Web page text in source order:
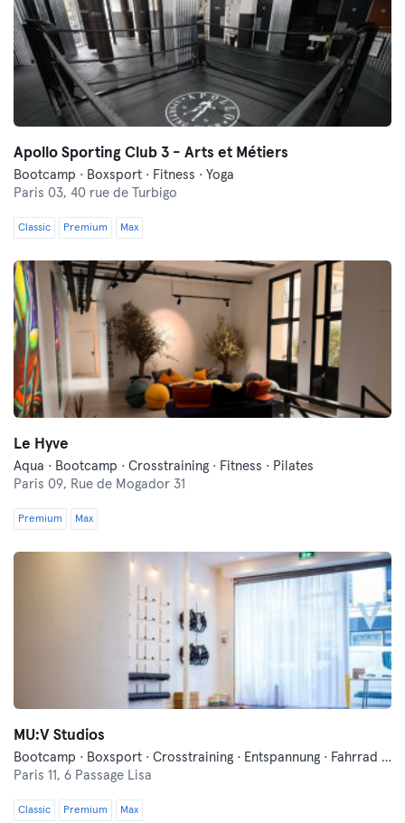
Apollo Sporting Club 3 - Arts et Métiers
Bootcamp · Boxsport · Fitness · Yoga
Paris 03, 40 rue de Turbigo
Classic Premium Max
Le Hyve
Aqua · Bootcamp · Crosstraining · Fitness · Pilates
Paris 09, Rue de Mogador 31
Premium Max
MU:V Studios
Bootcamp · Boxsport · Crosstraining · Entspannung · Fahrrad fahren · Fitness · Funktionelles Training · Pilates · Tanzen · Yoga
Paris 11, 6 Passage Lisa
Classic Premium Max